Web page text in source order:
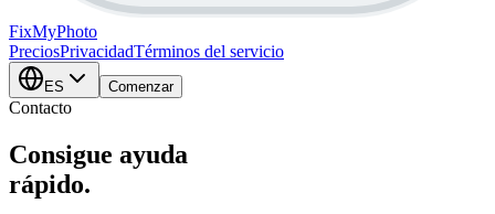
FixMyPhoto
PreciosPrivacidadTérminos del servicio
ES Comenzar
Contacto
Consigue ayuda
rápido.